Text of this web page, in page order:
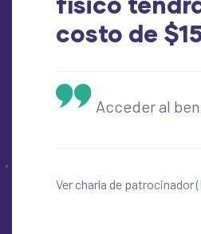
costo de
Acceder al
Ver charla de patrocinador